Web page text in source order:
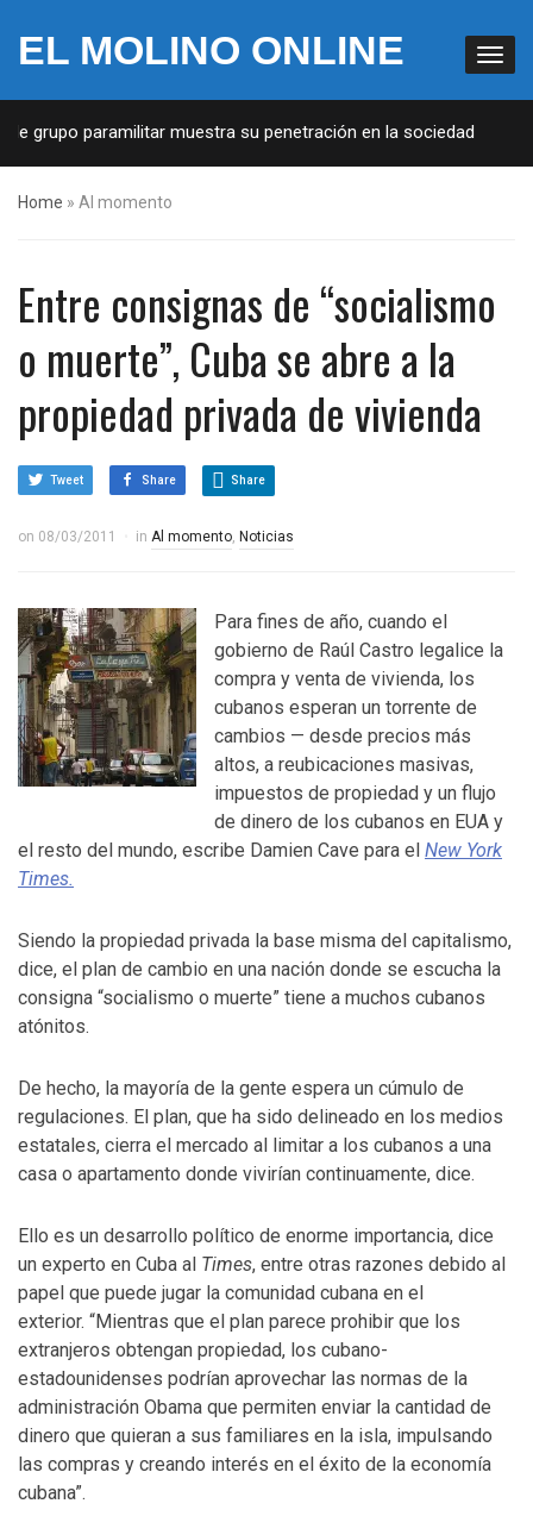
EL MOLINO ONLINE
grupo paramilitar muestra su penetración en la sociedad
Home » Al momento
Entre consignas de “socialismo
o muerte”, Cuba se abre a la
propiedad privada de vivienda
Tweet Share Share
on 08/03/2011 in Al momento, Noticias
Para fines de año, cuando el
gobierno de Raúl Castro legalice la
compra y venta de vivienda, los
cubanos esperan un torrente de
cambios — desde precios más
altos, a reubicaciones masivas,
impuestos de propiedad y un flujo
de dinero de los cubanos en EUA y
el resto del mundo, escribe Damien Cave para el New York
Times.
Siendo la propiedad privada la base misma del capitalismo,
dice, el plan de cambio en una nación donde se escucha la
consigna “socialismo o muerte” tiene a muchos cubanos
atónitos.
De hecho, la mayoría de la gente espera un cúmulo de
regulaciones. El plan, que ha sido delineado en los medios
estatales, cierra el mercado al limitar a los cubanos a una
casa o apartamento donde vivirían continuamente, dice.
Ello es un desarrollo político de enorme importancia, dice
un experto en Cuba al Times, entre otras razones debido al
papel que puede jugar la comunidad cubana en el
exterior. “Mientras que el plan parece prohibir que los
extranjeros obtengan propiedad, los cubano-
estadounidenses podrían aprovechar las normas de la
administración Obama que permiten enviar la cantidad de
dinero que quieran a sus familiares en la isla, impulsando
las compras y creando interés en el éxito de la economía
cubana”.